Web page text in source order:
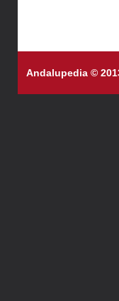
Andalupedia ©